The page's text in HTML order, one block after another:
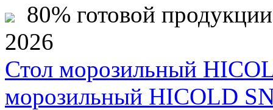
80% готовой
2026
Стол морозильный
морозильный HICOLD